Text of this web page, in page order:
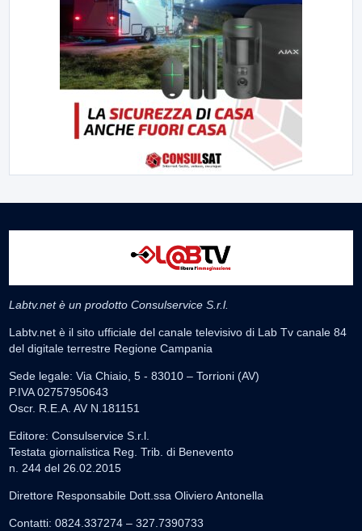
Labtv.net è un prodotto Consulservice S.r.l.
Labtv.net è il sito ufficiale del canale televisivo di Lab Tv canale 84
del digitale terrestre Regione Campania
Sede legale: Via Chiaio, 5 - 83010 – Torrioni (AV)
P.IVA 02757950643
Oscr. R.E.A. AV N.181151
Editore: Consulservice S.r.l.
Testata giornalistica Reg. Trib. di Benevento
n. 244 del 26.02.2015
Direttore Responsabile Dott.ssa Oliviero Antonella
Contatti: 0824.337274 – 327.7390733